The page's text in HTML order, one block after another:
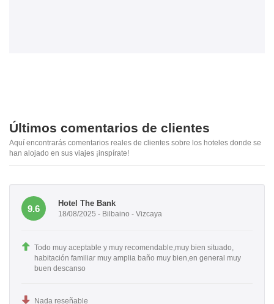
Últimos comentarios de clientes
Aquí encontrarás comentarios reales de clientes sobre los hoteles donde se
han alojado en sus viajes ¡inspírate!
9.6
Hotel The Bank
18/08/2025 - Bilbaino - Vizcaya
Todo muy aceptable y muy recomendable,muy bien situado,
habitación familiar muy amplia baño muy bien,en general muy
buen descanso
Nada reseñable